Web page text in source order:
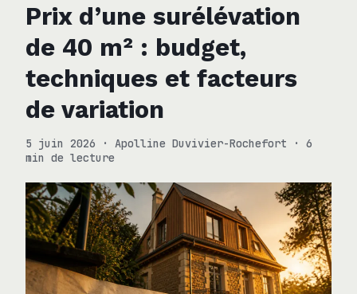
03 · Immobilier
04 · Finance
Prix d’une surélévation
de 40 m² : budget,
techniques et facteurs
de variation
5 juin 2026 · Apolline Duvivier-Rochefort ·
6
min de lecture